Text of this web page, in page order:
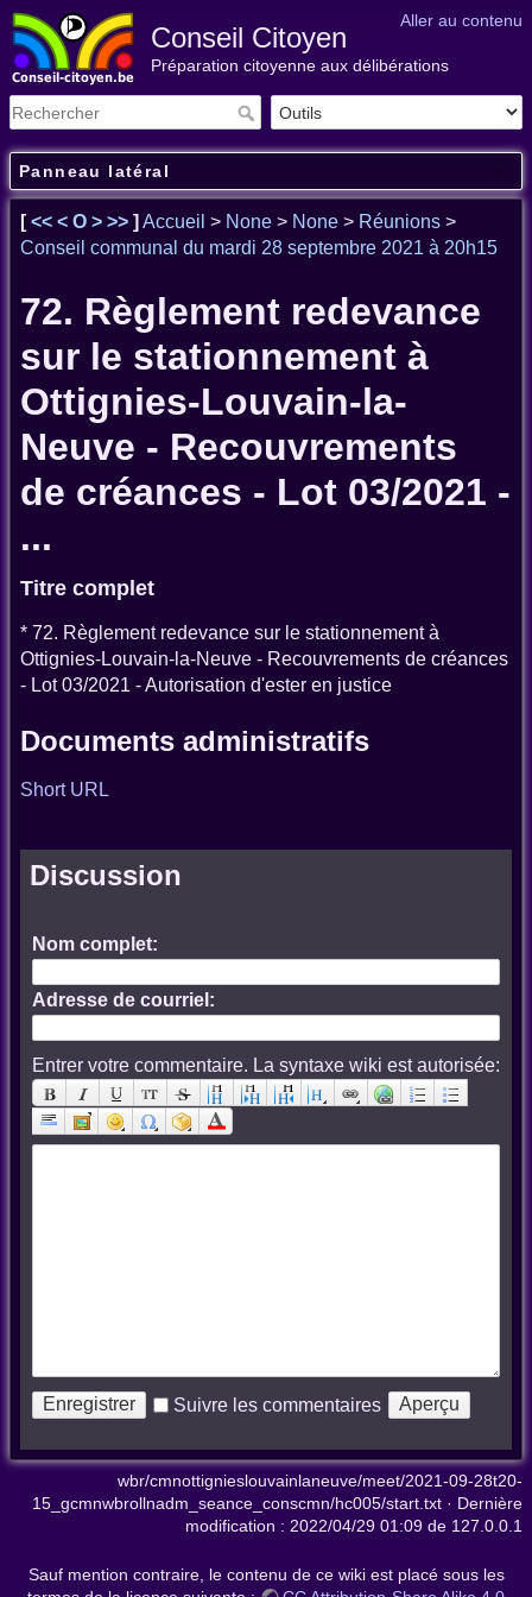
Aller au contenu
Conseil Citoyen
Préparation citoyenne aux délibérations
Panneau latéral
[<< < O > >> ] Accueil > None > None > Réunions >
Conseil communal du mardi 28 septembre 2021 à 20h15
72. Règlement redevance
sur le stationnement à
Ottignies-Louvain-la-
Neuve - Recouvrements
de créances - Lot 03/2021 -
...
Titre complet
* 72. Règlement redevance sur le stationnement à
Ottignies-Louvain-la-Neuve - Recouvrements de créances
- Lot 03/2021 - Autorisation d'ester en justice
Documents administratifs
Short URL
Discussion
Nom complet:
Adresse de courriel:
Entrer votre commentaire. La syntaxe wiki est autorisée:
Suivre les commentaires
wbr/cmnottignieslouvainlaneuve/meet/2021-09-28t20-
15_gcmnwbrollnadm_seance_conscmn/hc005/start.txt · Dernière
modification : 2022/04/29 01:09 de 127.0.0.1
Sauf mention contraire, le contenu de ce wiki est placé sous les